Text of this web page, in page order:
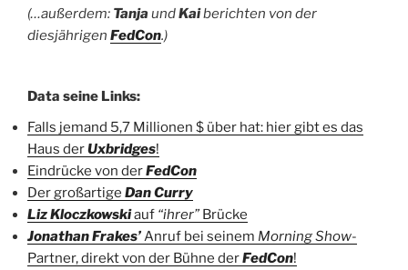
(…außerdem: Tanja undKaiberichten von der
diesjährigen FedCon.)
Data seine Links:
Falls jemand 5,7 Millionen $ über hat: hier gibt es das
Haus derUxbridges!
Eindrücke von derFedCon
Der großartige Dan Curry
Liz Kloczkowskiauf “ihrer”Brücke
Jonathan Frakes’Anruf bei seinem Morning Show-
Partner, direkt von der Bühne derFedCon!